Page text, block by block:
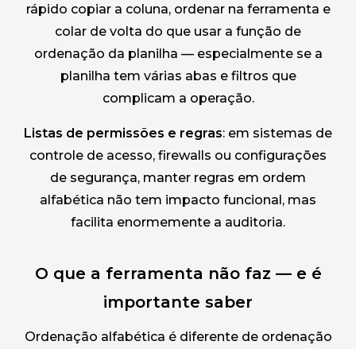
rápido copiar a coluna, ordenar na ferramenta e
colar de volta do que usar a função de
ordenação da planilha — especialmente se a
planilha tem várias abas e filtros que
complicam a operação.
Listas de permissões e regras: em sistemas de
controle de acesso, firewalls ou configurações
de segurança, manter regras em ordem
alfabética não tem impacto funcional, mas
facilita enormemente a auditoria.
O que a ferramenta não faz — e é
importante saber
Ordenação alfabética é diferente de ordenação